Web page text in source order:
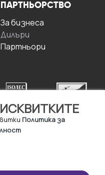
Политика за
ПАРТНЬОРСТВО
За бизнесa
Дилъри
Партньори